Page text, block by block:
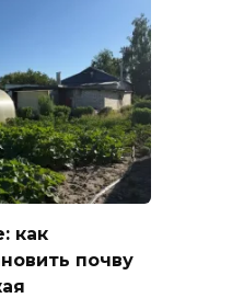
как
почву